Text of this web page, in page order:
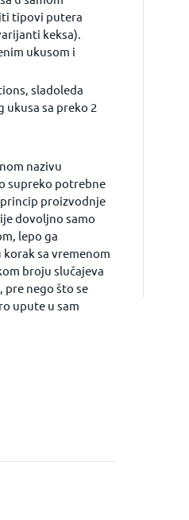
tipovi putera
keksa).
ukusom i
sladoleda
ukusa sa preko 2
nazivu
supreko potrebne
proizvodnje
dovoljno samo
lepo ga
sa vremenom
broju slučajeva
pre nego što se
upute u sam